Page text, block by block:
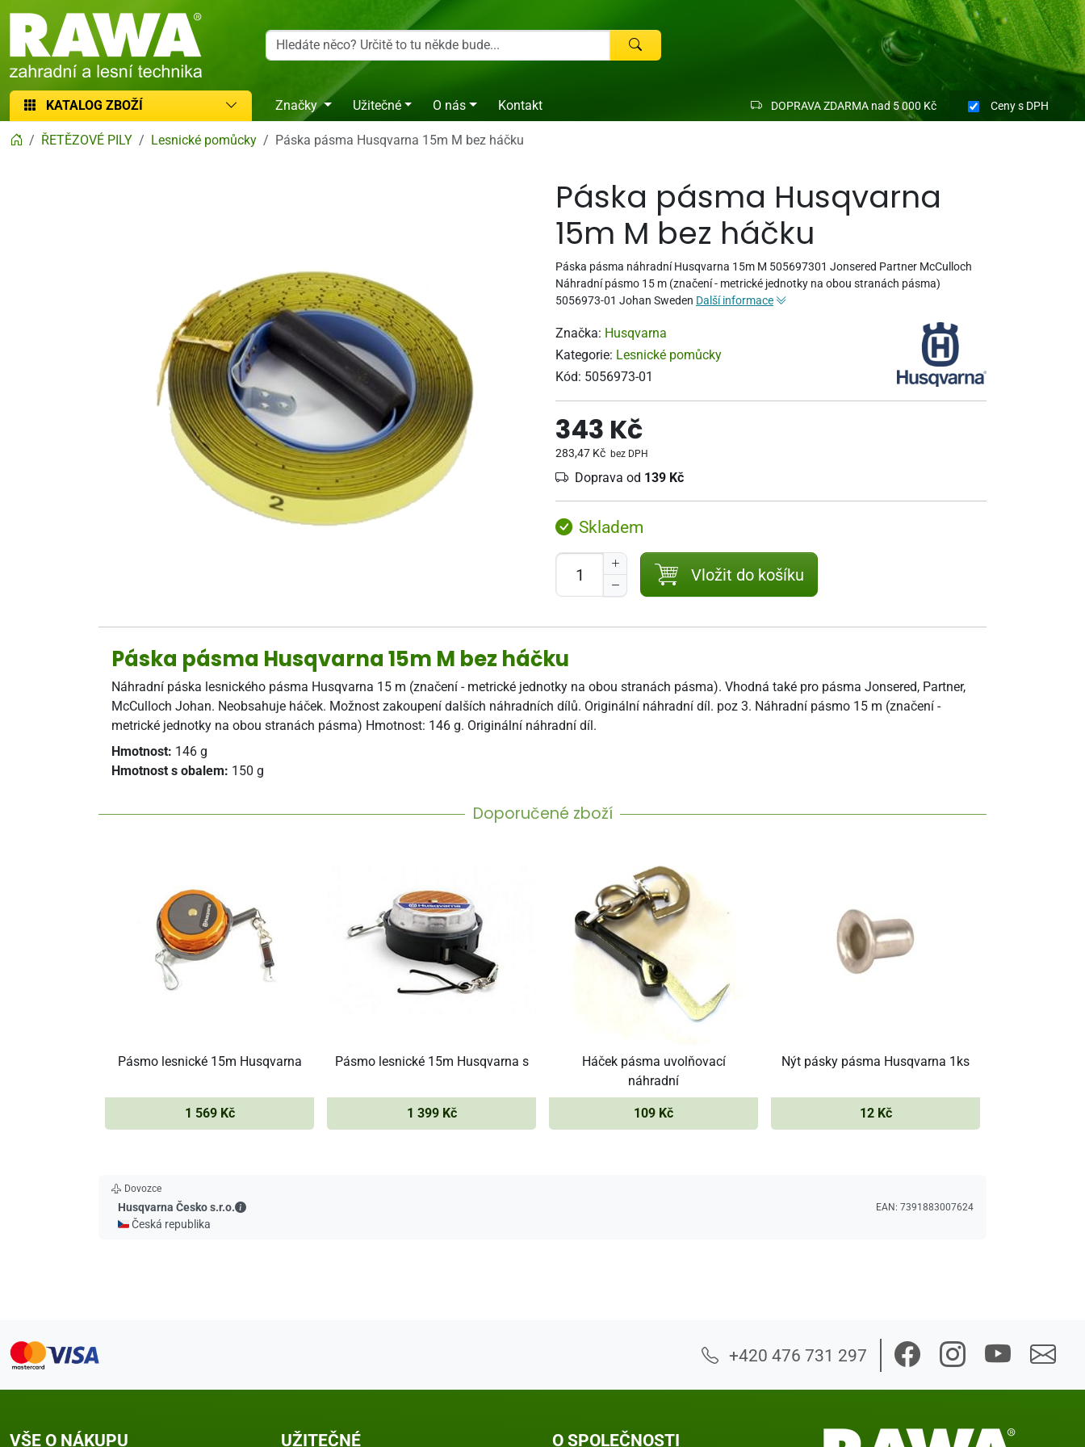
RAWA zahradní a lesní technika
KATALOG ZBOŽÍ Značky Užitečné O nás Kontakt DOPRAVA ZDARMA nad 5 000 Kč Cenys DPH
ŘETĚZOVÉ PILY Lesnické pomůcky Páska pásma Husqvarna 15m M bez háčku
Páska pásma Husqvarna
15m M bez háčku
Páska pásma náhradní Husqvarna 15m M 505697301 Jonsered Partner McCulloch
Náhradní pásmo 15 m (značení - metrické jednotky na obou stranách pásma)
5056973-01 Johan Sweden Další informace
Značka: Husqvarna
Kategorie: Lesnické pomůcky
Kód: 5056973-01
343 Kč
283,47 Kč bez DPH
Doprava od 139 Kč
Skladem
Vložit do košíku
Páska pásma Husqvarna 15m M bez háčku
Náhradní páska lesnického pásma Husqvarna 15 m (značení - metrické jednotky na obou stranách pásma). Vhodná také pro pásma Jonsered, Partner,
McCulloch Johan. Neobsahuje háček. Možnost zakoupení dalších náhradních dílů. Originální náhradní díl. poz 3. Náhradní pásmo 15 m (značení -
metrické jednotky na obou stranách pásma) Hmotnost: 146 g. Originální náhradní díl.
Hmotnost: 146 g
Hmotnost s obalem: 150 g
Doporučené zboží
Pásmo lesnické 15m Husqvarna
1 569 Kč
Pásmo lesnické 15m Husqvarna s
1 399 Kč
Háček pásma uvolňovací
náhradní
109 Kč
Nýt pásky pásma Husqvarna 1ks
12 Kč
Dovozce
Husqvarna Česko s.r.o.
Husqvarna Česko s.r.o. - Kontaktní údaje
🇨🇿 Česká republika
EAN: 7391883007624
+420 476 731 297
VŠE O NÁKUPU UŽITEČNÉ O SPOLEČNOSTI